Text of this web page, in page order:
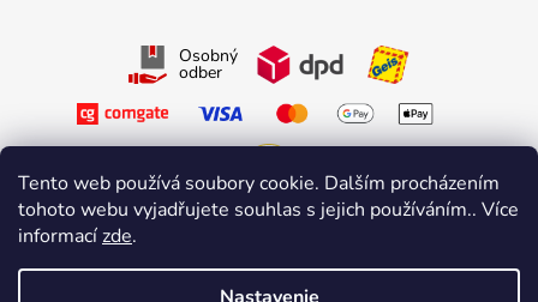
Tento web používá soubory cookie. Dalším procházením
tohoto webu vyjadřujete souhlas s jejich používáním.. Více
informacízde.
Osobný
odber